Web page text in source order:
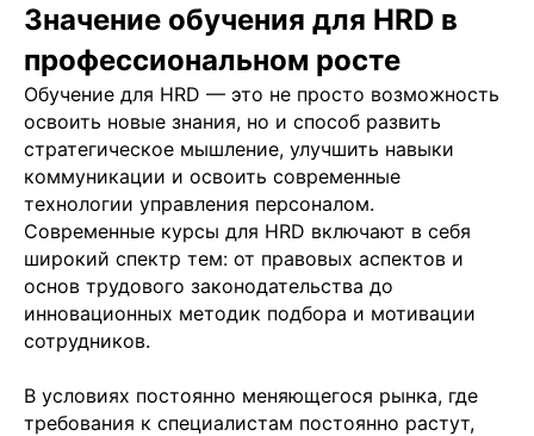
Значение обучения для HRD в
профессиональном росте
Обучение для HRD — это не просто возможность
освоить новые знания, но и способ развить
стратегическое мышление, улучшить навыки
коммуникации и освоить современные
технологии управления персоналом.
Современные курсы для HRD включают в себя
широкий спектр тем: от правовых аспектов и
основ трудового законодательства до
инновационных методик подбора и мотивации
сотрудников.
В условиях постоянно меняющегося рынка, где
требования к специалистам постоянно растут,